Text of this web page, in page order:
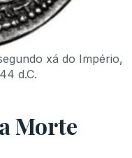
xá do Império,
d.C.
Morte